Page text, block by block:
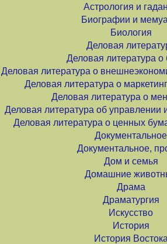
Астрология и
Биографии и
Биология
Деловая
Деловая литература о
Деловая литература о
Деловая литература о
Деловая литература о
Деловая литература об управлении
Деловая литература о ценных
Документальное
Документальное,
Дом и семья
Домашние
Драма
Драматургия
Искусство
История
История Востока